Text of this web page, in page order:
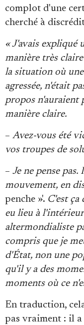
complot d'une
cherché à
« J'avais expliqué
manière très
la situation où
agressée, n'était
propos n'auraient
manière claire.
– Avez-vous été
vos troupes de
– Je ne pense
mouvement, en
penche »'. C'est ça
eu lieu à
altermondialiste
compris que je
d'État, non une
qu'il y a des
moments où ce
En traduction,
pas vraiment : il a